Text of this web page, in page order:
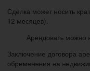
Сделка может носить
12 месяцев).
Арендовать можно
Заключение договора
обременения на